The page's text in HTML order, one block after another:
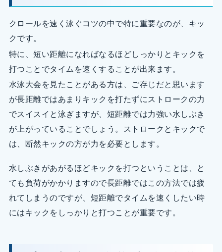
クロールを速く泳ぐコツの中で特に重要なのが、キッ
クです。
特に、短い距離になればなるほどしっかりとキックを
打つことでタイムを速くすることが出来ます。
水泳大会を見たことがある方は、ご存じだと思います
が長距離ではあまりキックを打たずにストロークの力
でスイスイと泳ぎますが、短距離では力強い水しぶき
が上がっていることでしょう。ストロークとキックで
は、断然キックの方が力を必要とします。
水しぶきがあがるほどキックを打つということは、と
ても負荷がかかりますので長距離ではこの方法では疲
れてしまうのですが、短距離でタイムを速くしたい時
にはキックをしっかりと打つことが重要です。